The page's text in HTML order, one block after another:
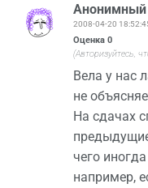
Анонимный
2008-04-20
Оценка 0
(Авторизуйтесь,
Вела у нас
не
На сдачах
чего
например,